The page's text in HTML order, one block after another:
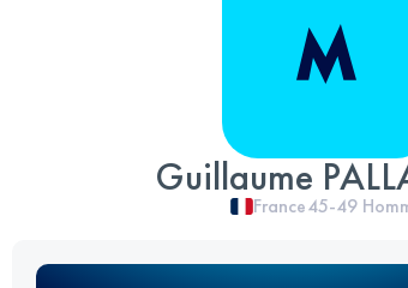
Guillaume
France45-49